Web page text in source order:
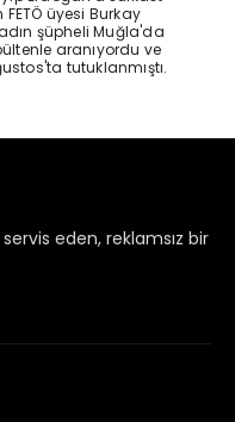
servis eden, reklamsız bir